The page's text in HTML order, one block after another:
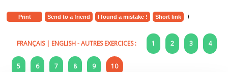
Print Send to a friend I found a mistake ! Short link
FRANÇAIS| ENGLISH- AUTRES EXERCICES : 1 2 3 4
5 6 7 8 9 10